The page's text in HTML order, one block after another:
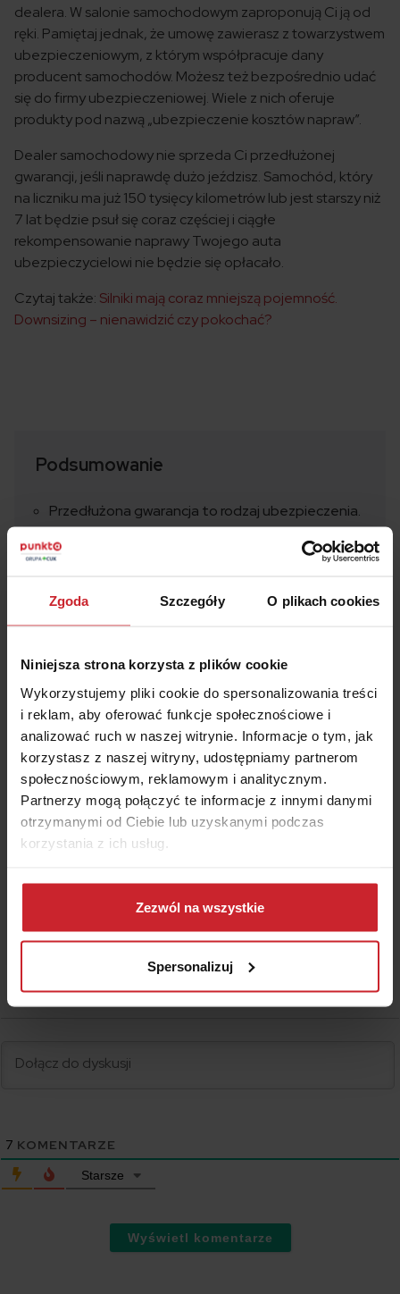
Zgoda Szczegóły O plikach cookies
Niniejsza strona korzysta z plików cookie
Wykorzystujemy pliki cookie do spersonalizowania treści
i reklam, aby oferować funkcje społecznościowe i
analizować ruch w naszej witrynie. Informacje o tym, jak
korzystasz z naszej witryny, udostępniamy partnerom
społecznościowym, reklamowym i analitycznym.
Partnerzy mogą połączyć te informacje z innymi danymi
otrzymanymi od Ciebie lub uzyskanymi podczas
korzystania z ich usług.
Dowiedz się więcej na temat tego, kim jesteśmy, jak
można się z nami skontaktować i w jaki sposób
przetwarzamy dane osobowe w ramachPolityki
Zezwól na wszystkie
Spersonalizuj
dealera. W salonie samochodowym zaproponują Ci ją od
ręki. Pamiętaj jednak, że umowę zawierasz z towarzystwem
ubezpieczeniowym, z którym współpracuje dany
producent samochodów. Możesz też bezpośrednio udać
się do firmy ubezpieczeniowej. Wiele z nich oferuje
produkty pod nazwą „ubezpieczenie kosztów napraw”.
Dealer samochodowy nie sprzeda Ci przedłużonej
gwarancji, jeśli naprawdę dużo jeździsz. Samochód, który
na liczniku ma już 150 tysięcy kilometrów lub jest starszy niż
7 lat będzie psuł się coraz częściej i ciągłe
rekompensowanie naprawy Twojego auta
ubezpieczycielowi nie będzie się opłacało.
Czytaj także: Silniki mają coraz mniejszą pojemność.
Downsizing – nienawidzić czy pokochać?
Podsumowanie
Przedłużona gwarancja to rodzaj ubezpieczenia.
Ubezpieczyciel zwraca pieniądze za naprawę
auta w ASO. Wcześniej jednak serwis informuje
Zakres ubezpieczenia zależy od pakietu.
W najtańszej opcji za naprawę elektroniki,
kierowniczym będziesz musiał zapłacić z własnej
kieszeni.
Przedłużona gwarancja działa w przypadku
nieoczekiwanej usterki, czyli ukrytej wady.
Części samochodowe, które standardowo się
zużywają (np. klocki hamulcowe, zawieszenie) nie
są objęte przedłużoną gwarancją.
7 KOMENTARZE
Starsze
Wyświetl komentarze